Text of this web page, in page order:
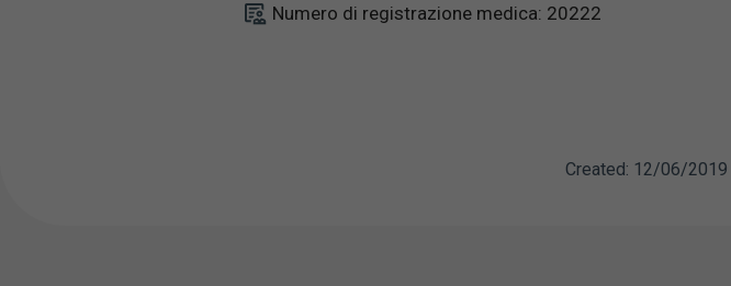
Numero di registrazione medica: 20222
Created: 12/06/